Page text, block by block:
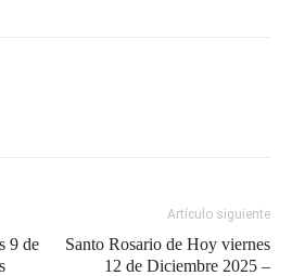
9 de
Artículo siguiente
Santo Rosario de Hoy viernes
12 de Diciembre 2025 –